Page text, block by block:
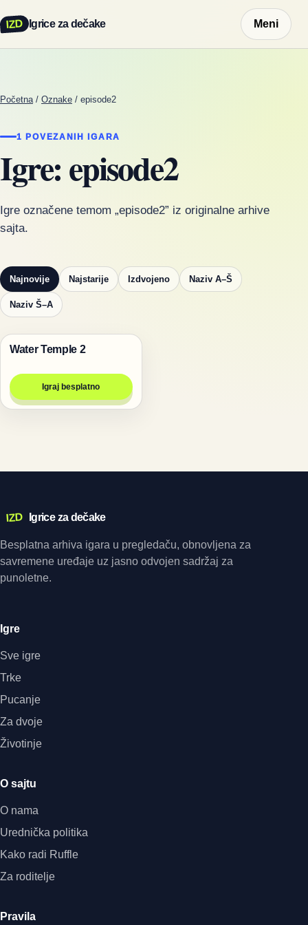
IZD Igrice za dečake Meni
Početna / Oznake / episode2
1 POVEZANIH IGARA
Igre: episode2
Igre označene temom „episode2” iz originalne arhive
sajta.
Najnovije Najstarije Izdvojeno Naziv A–Š
Naziv Š–A
Igre
Water Temple 2
Igraj besplatno
IZD Igrice za dečake
Besplatna arhiva igara u pregledaču, obnovljena za
savremene uređaje uz jasno odvojen sadržaj za
punoletne.
Igre
Sve igre
Trke
Pucanje
Za dvoje
Životinje
O sajtu
O nama
Urednička politika
Kako radi Ruffle
Za roditelje
Pravila